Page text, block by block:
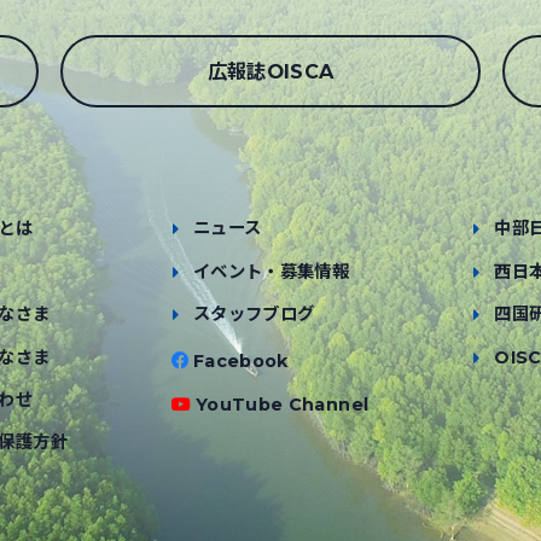
広報誌OISCA
は
さま
さま
せ
護方針
ニュース
イベント・募集情報
スタッフブログ
Facebook
YouTube Channel
中部
西日
四国